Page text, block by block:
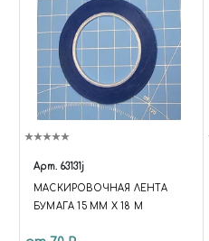
Арт. 63131j
МАСКИРОВОЧНАЯ ЛЕНТА
БУМАГА 15 ММ Х 18 М